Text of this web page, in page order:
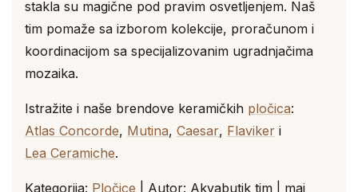
stakla su magične pod pravim osvetljenjem. Naš
tim pomaže sa izborom kolekcije, proračunom i
koordinacijom sa specijalizovanim ugradnjačima
mozaika.
Istražite i naše brendove keramičkih pločica:
Atlas Concorde, Mutina, Caesar, Flaviker i
Lea Ceramiche.
Kategorija: Pločice | Autor: Akvabutik tim | maj